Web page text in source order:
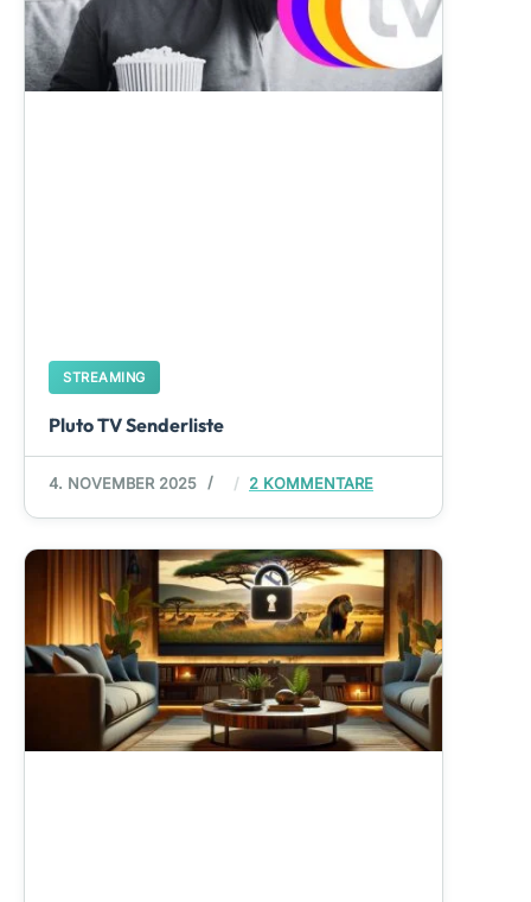
STREAMING
Pluto TV Senderliste
4. NOVEMBER 2025 2 KOMMENTARE